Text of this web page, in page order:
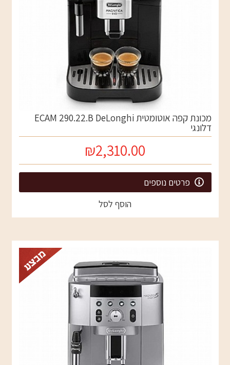
מכונת קפה אוטומטית ECAM 290.22.B DeLonghi
דלונגי
₪2,310.00
פרטים נוספים
הוסף לסל